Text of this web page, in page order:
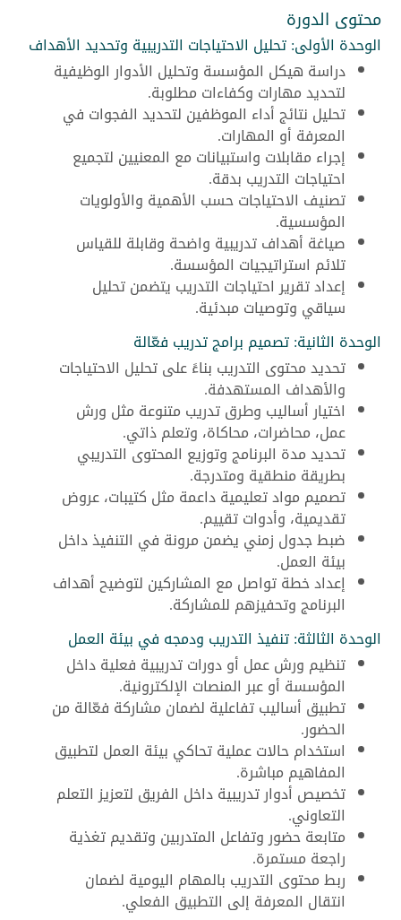
محتوى الدورة
الوحدة الأولى: تحليل الاحتياجات التدريبية وتحديد الأهداف
دراسة هيكل المؤسسة وتحليل الأدوار الوظيفية
لتحديد مهارات وكفاءات مطلوبة.
تحليل نتائج أداء الموظفين لتحديد الفجوات في
المعرفة أو المهارات.
إجراء مقابلات واستبيانات مع المعنيين لتجميع
احتياجات التدريب بدقة.
تصنيف الاحتياجات حسب الأهمية والأولويات
المؤسسية.
صياغة أهداف تدريبية واضحة وقابلة للقياس
تلائم استراتيجيات المؤسسة.
إعداد تقرير احتياجات التدريب يتضمن تحليل
سياقي وتوصيات مبدئية.
الوحدة الثانية: تصميم برامج تدريب فعّالة
تحديد محتوى التدريب بناءً على تحليل الاحتياجات
والأهداف المستهدفة.
اختيار أساليب وطرق تدريب متنوعة مثل ورش
عمل، محاضرات، محاكاة، وتعلم ذاتي.
تحديد مدة البرنامج وتوزيع المحتوى التدريبي
بطريقة منطقية ومتدرجة.
تصميم مواد تعليمية داعمة مثل كتيبات، عروض
تقديمية، وأدوات تقييم.
ضبط جدول زمني يضمن مرونة في التنفيذ داخل
بيئة العمل.
إعداد خطة تواصل مع المشاركين لتوضيح أهداف
البرنامج وتحفيزهم للمشاركة.
الوحدة الثالثة: تنفيذ التدريب ودمجه في بيئة العمل
تنظيم ورش عمل أو دورات تدريبية فعلية داخل
المؤسسة أو عبر المنصات الإلكترونية.
تطبيق أساليب تفاعلية لضمان مشاركة فعّالة من
الحضور.
استخدام حالات عملية تحاكي بيئة العمل لتطبيق
المفاهيم مباشرة.
تخصيص أدوار تدريبية داخل الفريق لتعزيز التعلم
التعاوني.
متابعة حضور وتفاعل المتدربين وتقديم تغذية
راجعة مستمرة.
ربط محتوى التدريب بالمهام اليومية لضمان
انتقال المعرفة إلى التطبيق الفعلي.